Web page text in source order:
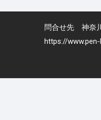
問合せ先 神奈
https://